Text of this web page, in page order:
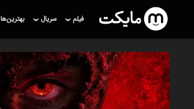
فیلم سریال بهترین‌ها